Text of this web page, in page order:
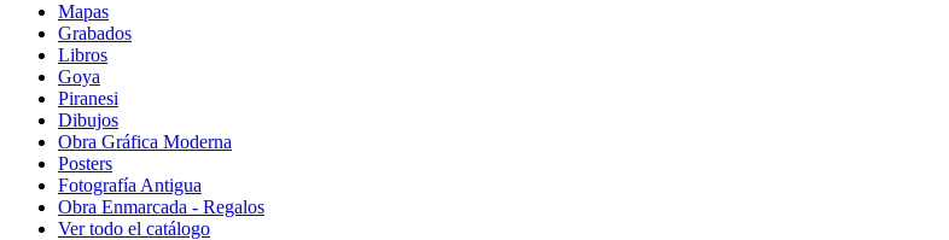
Mapas
Grabados
Libros
Goya
Piranesi
Dibujos
Obra Gráfica Moderna
Posters
Fotografía Antigua
Obra Enmarcada - Regalos
Ver todo el catálogo